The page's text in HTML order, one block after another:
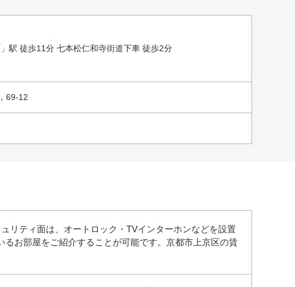
」駅 徒歩11分 七本松仁和寺街道下車 徒歩2分
69-12
リティ面は、オートロック・TVインターホンなどを設置
お部屋をご紹介することが可能です。京都市上京区の賃